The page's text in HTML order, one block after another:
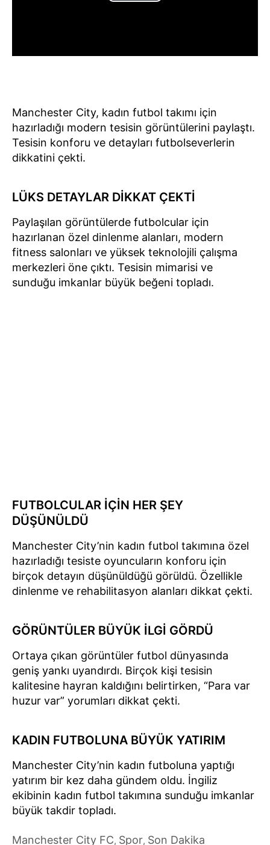
Manchester City, kadın futbol takımı için
hazırladığı modern tesisin görüntülerini paylaştı.
Tesisin konforu ve detayları futbolseverlerin
dikkatini çekti.
LÜKS DETAYLAR DİKKAT ÇEKTİ
Paylaşılan görüntülerde futbolcular için
hazırlanan özel dinlenme alanları, modern
fitness salonları ve yüksek teknolojili çalışma
merkezleri öne çıktı. Tesisin mimarisi ve
sunduğu imkanlar büyük beğeni topladı.
FUTBOLCULAR İÇİN HER ŞEY
DÜŞÜNÜLDÜ
Manchester City’nin kadın futbol takımına özel
hazırladığı tesiste oyuncuların konforu için
birçok detayın düşünüldüğü görüldü. Özellikle
dinlenme ve rehabilitasyon alanları dikkat çekti.
GÖRÜNTÜLER BÜYÜK İLGİ GÖRDÜ
Ortaya çıkan görüntüler futbol dünyasında
geniş yankı uyandırdı. Birçok kişi tesisin
kalitesine hayran kaldığını belirtirken, “Para var
huzur var” yorumları dikkat çekti.
KADIN FUTBOLUNA BÜYÜK YATIRIM
Manchester City’nin kadın futboluna yaptığı
yatırım bir kez daha gündem oldu. İngiliz
ekibinin kadın futbol takımına sunduğu imkanlar
büyük takdir topladı.
Manchester City FC, Spor, Son Dakika